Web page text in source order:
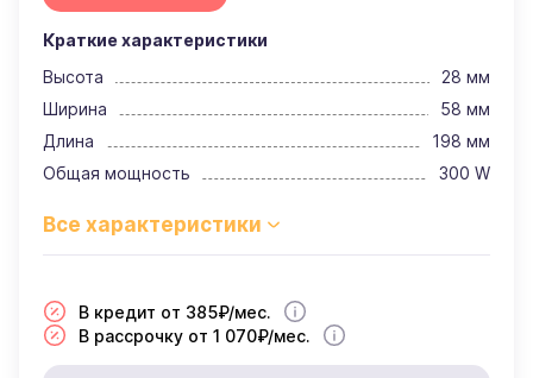
Краткие характеристики
Высота
28 мм
Ширина
58 мм
Длина
198 мм
Общая мощность
300 W
В кредит от 385₽/мес.
В рассрочку от 1 070₽/мес.